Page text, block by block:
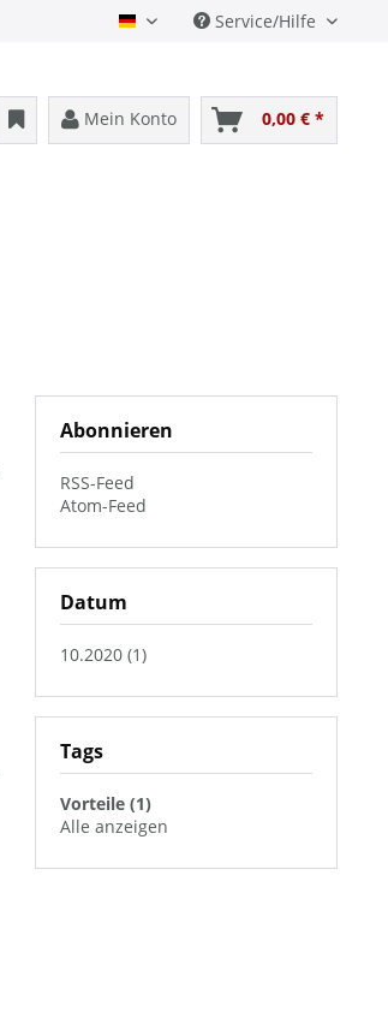
Deutsch Service/Hilfe
Mein Konto 0,00 € *
Abonnieren
RSS-Feed
Atom-Feed
Datum
10.2020 (1)
Tags
Vorteile (1)
Alle anzeigen